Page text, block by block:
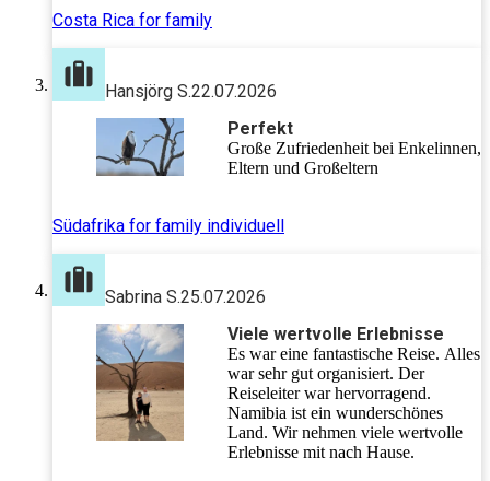
Gruppe. Für sie war es der „beste Urlaub überhaupt“.
Absolut weiterzuempfehlen. PURA VIDA! :)
Costa Rica for family
Hansjörg S.22.07.2026
Perfekt
Große Zufriedenheit bei Enkelinnen,
Eltern und Großeltern
Südafrika for family individuell
Sabrina S.25.07.2026
Viele wertvolle Erlebnisse
Es war eine fantastische Reise. Alles
war sehr gut organisiert. Der
Reiseleiter war hervorragend.
Namibia ist ein wunderschönes
Land. Wir nehmen viele wertvolle
Erlebnisse mit nach Hause.